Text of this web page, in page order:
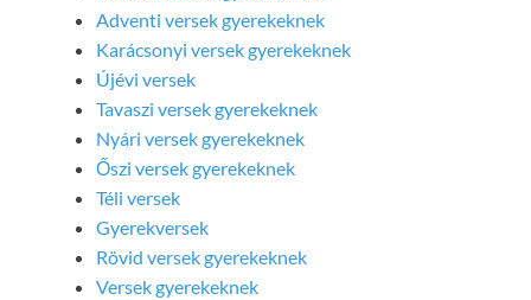
Adventi versek gyerekeknek
Karácsonyi versek gyerekeknek
Újévi versek
Tavaszi versek gyerekeknek
Nyári versek gyerekeknek
Őszi versek gyerekeknek
Téli versek
Gyerekversek
Rövid versek gyerekeknek
Versek gyerekeknek